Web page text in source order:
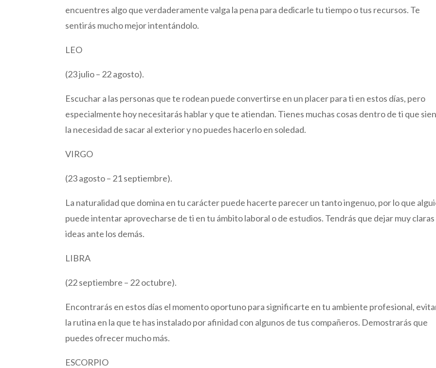
encuentres algo que verdaderamente valga la pena para dedicarle tu tiempo o tus recursos. Te
sentirás mucho mejor intentándolo.
LEO
(23 julio – 22 agosto).
Escuchar a las personas que te rodean puede convertirse en un placer para ti en estos días, pero
especialmente hoy necesitarás hablar y que te atiendan. Tienes muchas cosas dentro de ti que
la necesidad de sacar al exterior y no puedes hacerlo en soledad.
VIRGO
(23 agosto – 21 septiembre).
La naturalidad que domina en tu carácter puede hacerte parecer un tanto ingenuo, por lo que
puede intentar aprovecharse de ti en tu ámbito laboral o de estudios. Tendrás que dejar muy
ideas ante los demás.
LIBRA
(22 septiembre – 22 octubre).
Encontrarás en estos días el momento oportuno para significarte en tu ambiente profesional,
la rutina en la que te has instalado por afinidad con algunos de tus compañeros. Demostrarás que
puedes ofrecer mucho más.
ESCORPIO